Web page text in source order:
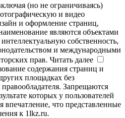
(но не ограничиваясь)
и видео
и оформление страниц,
являются объектами
собственность,
и международными
прав. Читать далее
содержания страниц и
площадках без
Запрещаются
которых у пользователей
впечатление, что представленные
к 1lkz.ru.